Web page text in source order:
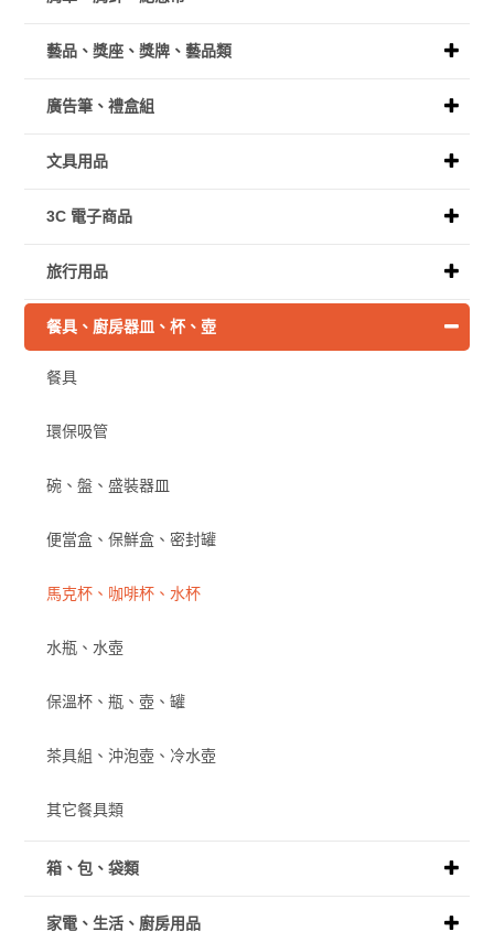
藝品、獎座、獎牌、藝品類
廣告筆、禮盒組
文具用品
3C 電子商品
旅行用品
餐具、廚房器皿、杯、壺
餐具
環保吸管
碗、盤、盛裝器皿
便當盒、保鮮盒、密封罐
馬克杯、咖啡杯、水杯
水瓶、水壺
保溫杯、瓶、壺、罐
茶具組、沖泡壺、冷水壺
其它餐具類
箱、包、袋類
家電、生活、廚房用品